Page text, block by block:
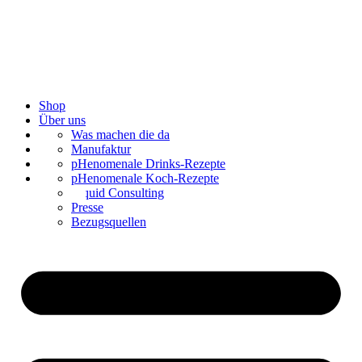
Shop
Über uns
Was machen die da
Manufaktur
Mixologie
Sirup mischen
Liquid Consulting
Presse
Bezugsquellen
Bar Catering
Blog
pHenomenale Drinks-Rezepte
pHenomenale Koch-Rezepte
Kontakt